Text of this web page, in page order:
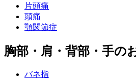
片頭痛
頭痛
顎関節症
胸部・肩・背部・手の
バネ指